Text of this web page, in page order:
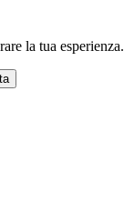
la tua esperienza.